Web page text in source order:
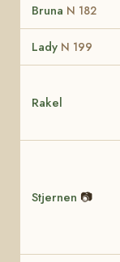
Bruna N 182
Lady N 199
Rakel
Stjernen 📷